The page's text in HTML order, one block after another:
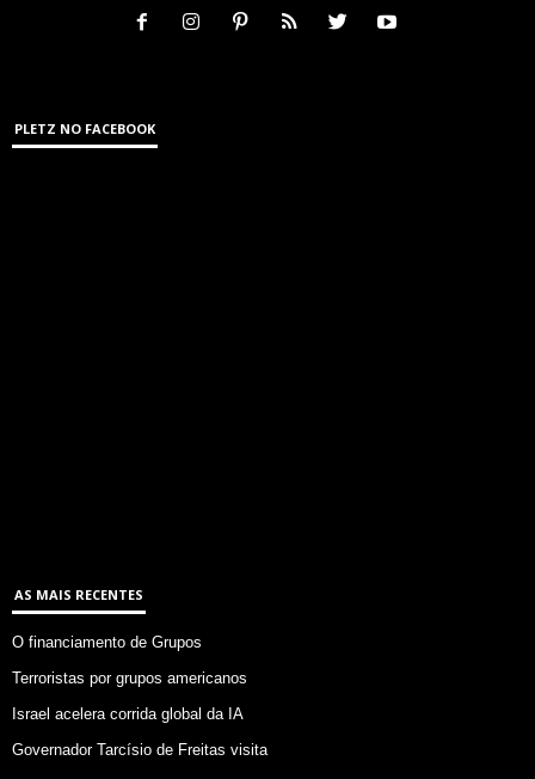
PLETZ NO FACEBOOK
AS MAIS RECENTES
O financiamento de Grupos
Terroristas por grupos americanos
Israel acelera corrida global da IA
Governador Tarcísio de Freitas visita